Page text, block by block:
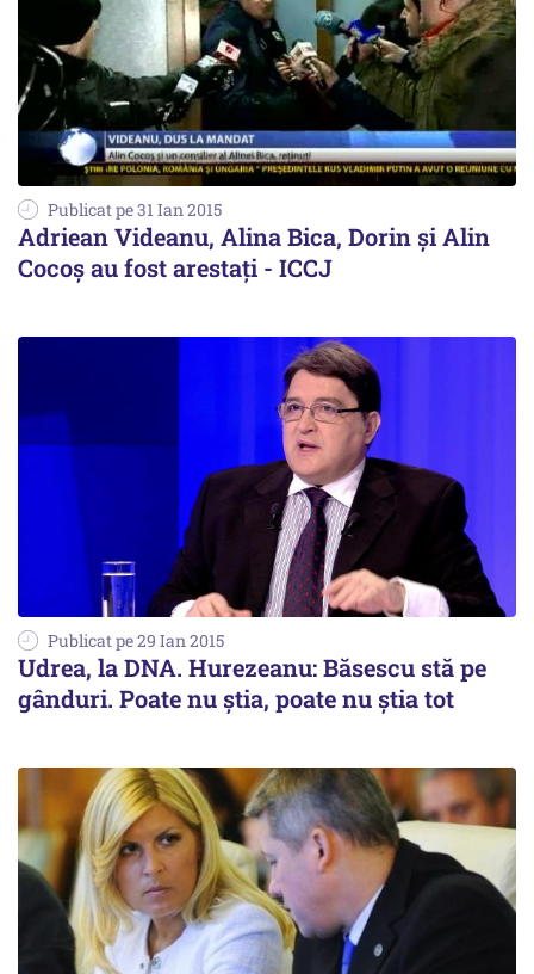
Publicat pe 31 Ian 2015
Adriean Videanu, Alina Bica, Dorin și Alin
Cocoș au fost arestați - ICCJ
Publicat pe 29 Ian 2015
Udrea, la DNA. Hurezeanu: Băsescu stă pe
gânduri. Poate nu știa, poate nu știa tot